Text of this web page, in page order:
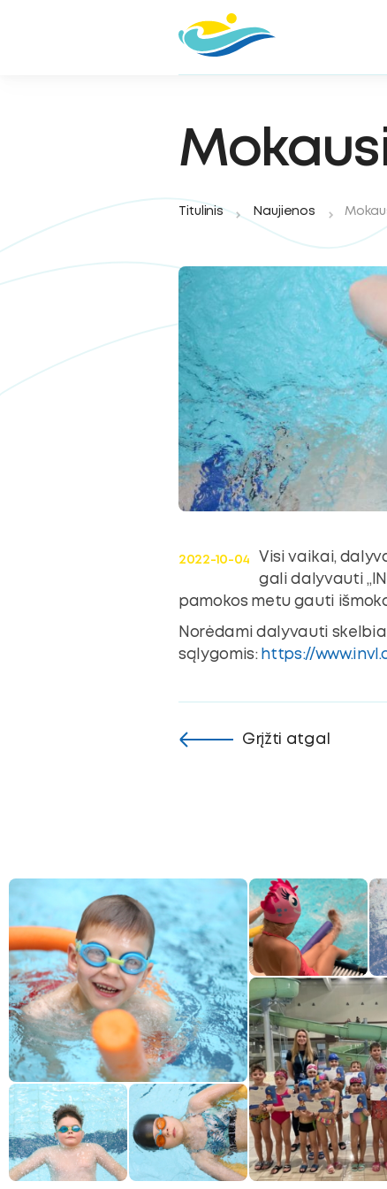
Titulinis Naujienos
2022-10-04
Visi vaikai,
gali dalyvauti
pamokos metu gauti
Norėdami dalyvauti
sąlygomis: https://
Grįžti atgal